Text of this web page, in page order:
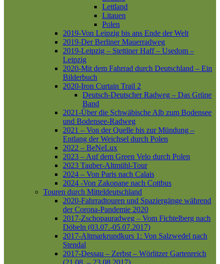
Lettland
Litauen
Polen
2019-Von Leipzig bis ans Ende der Welt
2019-Der Berliner Mauerradweg
2019-Leipzig – Stettiner Haff – Usedom –
Leipzig
2020-Mit dem Fahrrad durch Deutschland – Ein
Bilderbuch
2020-Iron Curtain Trail 2
Deutsch-Deutscher Radweg – Das Grüne
Band
2021-Über die Schwäbische Alb zum Bodensee
und Bodensee-Radweg
2021 – Von der Quelle bis zur Mündung –
Entlang der Weichsel durch Polen
2022 – BeNeLux
2023 – Auf dem Green Velo durch Polen
2023 Tauber-Altmühl-Tour
2024 – Von Paris nach Calais
2024 -Von Zakopane nach Cottbus
Touren durch Mitteldeutschland
2020-Fahrradtouren und Spaziergänge während
der Corona-Pandemie 2020
2017-Zschopauradweg – Vom Fichtelberg nach
Döbeln (03.07.-05.07.2017)
2017-Altmarkrundkurs 1: Von Salzwedel nach
Stendal
2017-Dessau – Zerbst – Wörlitzer Gartenreich
(21.08. – 23.08.2017)